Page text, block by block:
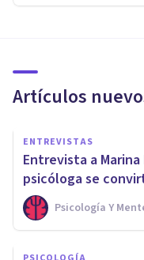
Artículos
ENTREVISTAS
Entrevista a
psicóloga se
Psicología Y